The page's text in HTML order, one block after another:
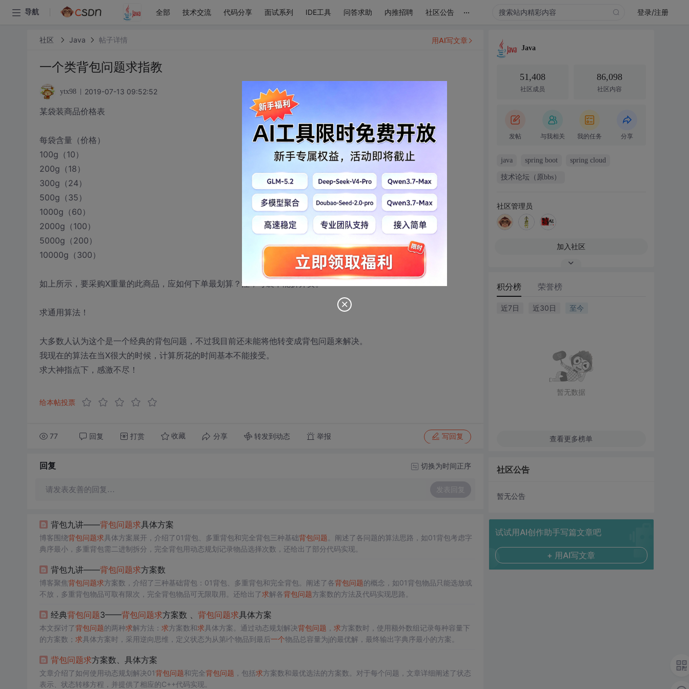
导航 全部 技术交流 代码分享 面试系列 IDE工具 问答求助 内推招聘 社区公告 ... 登录/注册
社区 Java 帖子详情
一个类背包问题求指教
ytx98 2019-07-13 09:52:52
某袋装商品价格表
每袋含量（价格）
100g（10）
200g（18）
300g（24）
500g（35）
1000g（60）
2000g（100）
5000g（200）
10000g（300）
如上所示，要采购X重量的此商品，应如何下单最划算？注，每袋不能拆开卖。
求通用算法！
大多数人认为这个是一个经典的背包问题，不过我目前还未能将他转变成背包问题来解决。
我现在的算法在当X很大的时候，计算所花的时间基本不能接受。
求大神指点下，感激不尽！
给本帖投票
77 回复 打赏 收藏 分享 转发到动态 举报 写回复
用AI写文章
回复 切换为时间正序
请发表友善的回复… 发表回复
背包九讲——背包问题求具体方案
博客围绕背包问题求具体方案展开，介绍了01背包、多重背包和完全背包三种基础背包问题 。阐述了各问题的算法思路，如01背包考虑字
典序最小，多重背包需二进制拆分，完全背包用动态规划记录物品选择次数，还给出了部分代码实现。
背包九讲——背包问题求方案数
博客聚焦背包问题求方案数，介绍了三种基础背包：01背包、多重背包和完全背包。阐述了各背包问题的概念，如01背包物品只能选放或
不放，多重背包物品可取有限次，完全背包物品可无限取用。还给出了求解各背包问题方案数的方法及代码实现思路。
经典背包问题3——背包问题求方案数 、 背包问题求具体方案
本文探讨了背包问题的两种求解方法： 求方案数和求具体方案。通过动态规划解决背包问题 ， 求方案数时，使用额外数组记录每种容量下
的方案数； 求具体方案时，采用逆向思维，定义状态为从第i个物品到最后一个物品总容量为j的最优解，最终输出字典序最小的方案。
背包问题求方案数、具体方案
文章介绍了如何使用动态规划解决01背包问题和完全背包问题 ，包括求方案数和最优选法的方案数。对于每个问题，文章详细阐述了状态
表示、状态转移方程，并提供了相应的C++代码实现。
Java
51,408
社区成员
86,098
社区内容
发帖 与我相关 我的任务 分享
java spring boot spring cloud
技术论坛（原bbs）
社区管理员
加入社区
积分榜 荣誉榜
近7日 近30日 至今
暂无数据
查看更多榜单
社区公告
暂无公告
试试用AI创作助手写篇文章吧
+ 用AI写文章